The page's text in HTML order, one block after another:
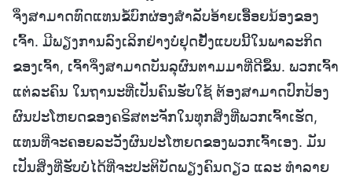
ຈຶ່ງສາມາດທົດແທນຂໍ້ບົກຜ່ອງສຳລັບອ້າຍເອື້ອຍນ້ອງຂອງ
ເຈົ້າ. ມີພຽງການລົງເລິກຢ່າງບໍ່ຢຸດຢັ້ງແບບນີ້ໃນພາລະກິດ
ຂອງເຈົ້າ, ເຈົ້າຈຶ່ງສາມາດບັນລຸຜົນຕາມມາທີ່ດີຂຶ້ນ. ພວກເຈົ້າ
ແຕ່ລະຄົນ ໃນຖານະທີ່ເປັນຄົນຮັບໃຊ້ ຕ້ອງສາມາດປົກປ້ອງ
ຜົນປະໂຫຍດຂອງຄຣິສຕະຈັກໃນທຸກສິ່ງທີ່ພວກເຈົ້າເຮັດ,
ແທນທີ່ຈະຄອຍລະວັງຜົນປະໂຫຍດຂອງພວກເຈົ້າເອງ. ມັນ
ເປັນສິ່ງທີ່ຮັບບໍ່ໄດ້ທີ່ຈະປະຕິບັດພຽງຄົນດຽວ ແລະ ທຳລາຍ